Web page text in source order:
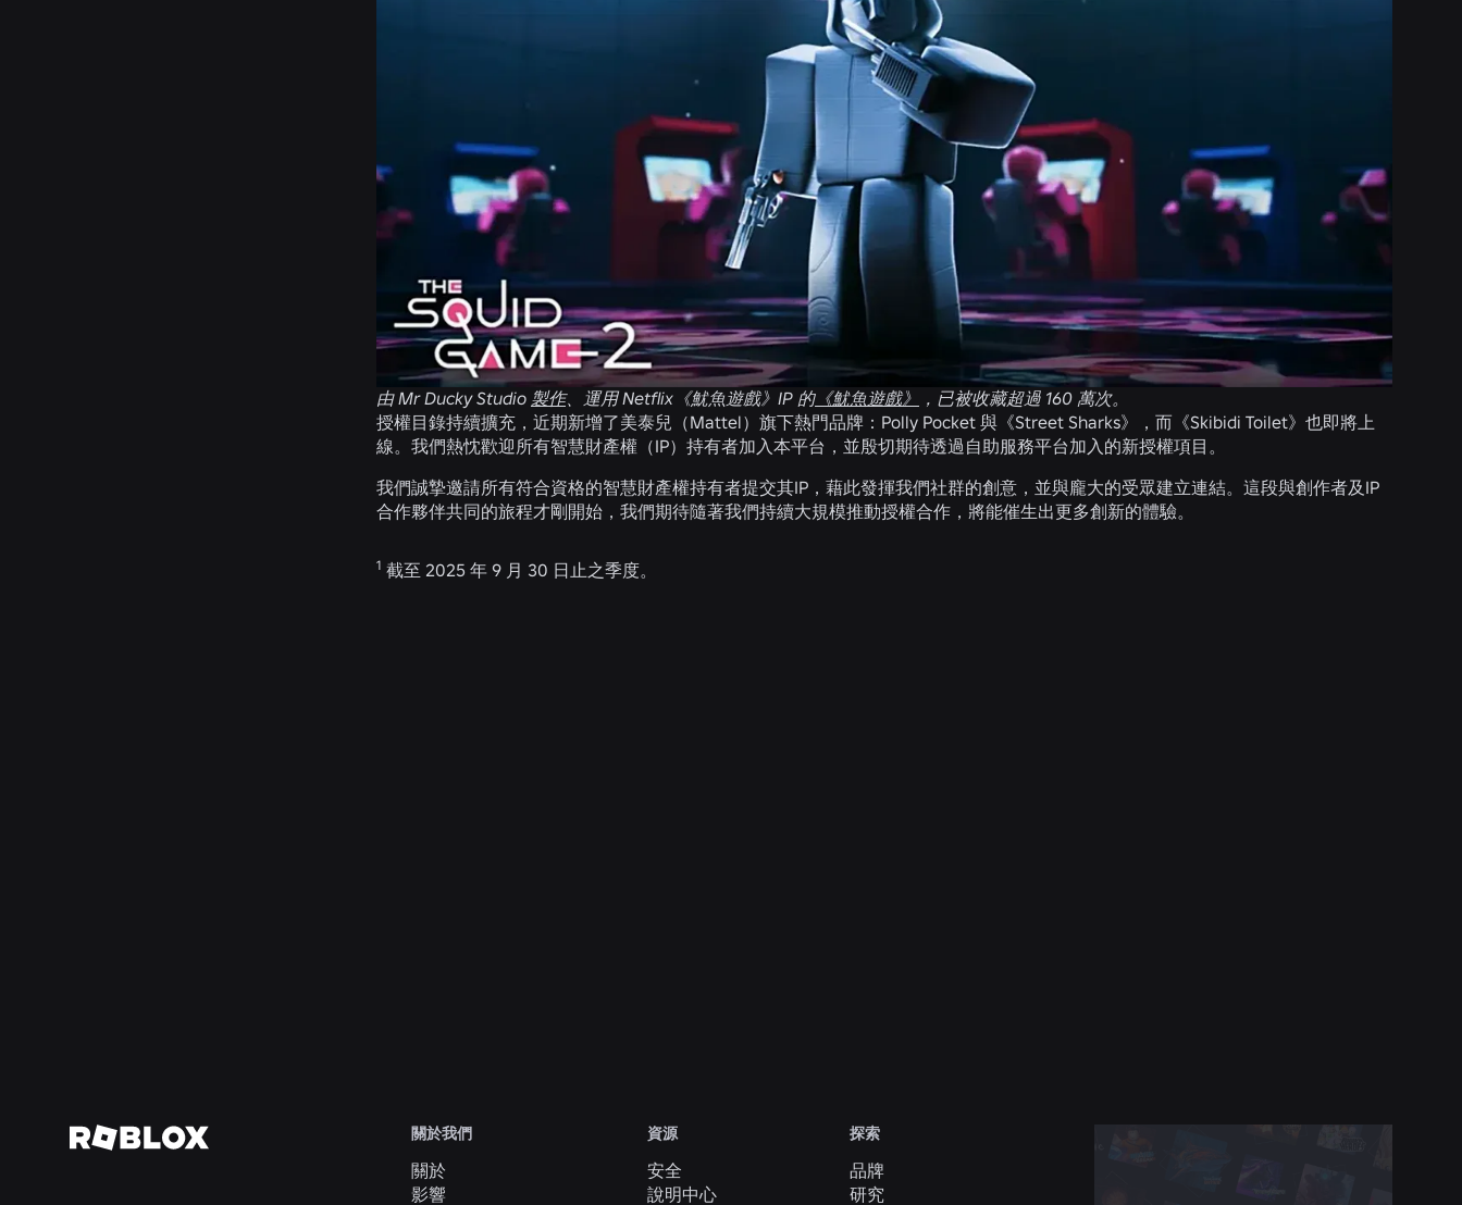
由 Mr Ducky Studio 製作、運用 Netflix《魷魚遊戲》IP 的《魷魚遊戲》
，已被收藏超過 160 萬次。
授權目錄持續擴充，近期新增了美泰兒（Mattel）旗下熱門品牌：Polly Pocket 與《Street Sharks》，而《Skibidi Toilet》也即將上
線。我們熱忱歡迎所有智慧財產權（IP）持有者加入本平台，並殷切期待透過自助服務平台加入的新授權項目。
我們誠摯邀請所有符合資格的智慧財產權持有者提交其IP，藉此發揮我們社群的創意，並與龐大的受眾建立連結。這段與創作者及IP
合作夥伴共同的旅程才剛開始，我們期待隨著我們持續大規模推動授權合作，將能催生出更多創新的體驗。
1 截至 2025 年 9 月 30 日止之季度。
關於我們
關於
影響
資源
安全
說明中心
探索
品牌
研究